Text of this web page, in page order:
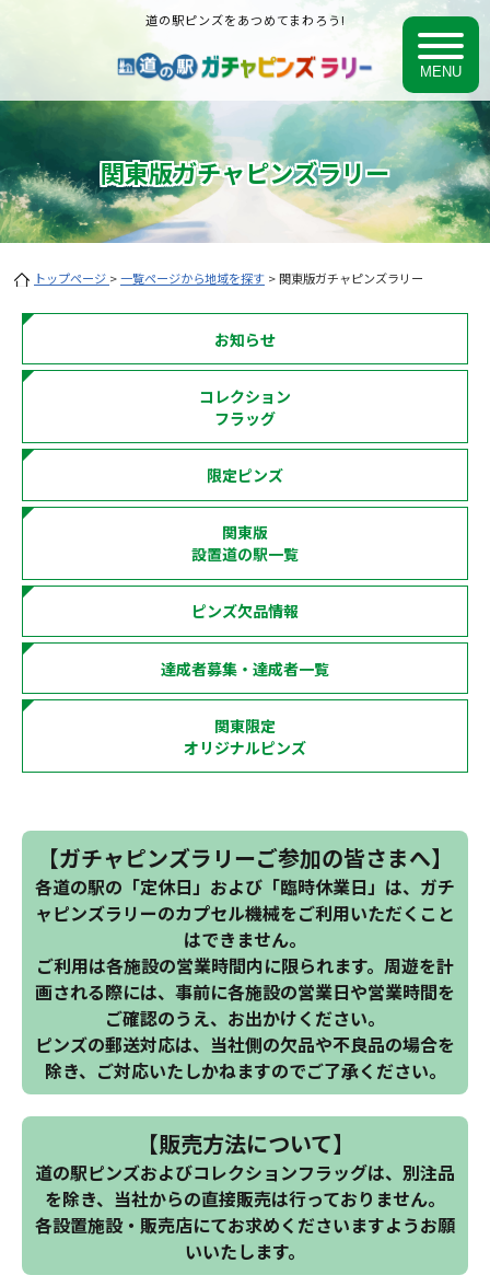
道の駅ピンズをあつめてまわろう!
関東版ガチャピンズラリー
トップページ >一覧ページから地域を探す > 関東版ガチャピンズラリー
お知らせ
コレクション
フラッグ
限定ピンズ
関東版
設置道の駅一覧
ピンズ欠品情報
達成者募集・達成者一覧
関東限定
オリジナルピンズ
【ガチャピンズラリーご参加の皆さまへ】
各道の駅の「定休日」および「臨時休業日」は、ガチ
ャピンズラリーのカプセル機械をご利用いただくこと
はできません。
ご利用は各施設の営業時間内に限られます。周遊を計
画される際には、事前に各施設の営業日や営業時間を
ご確認のうえ、お出かけください。
ピンズの郵送対応は、当社側の欠品や不良品の場合を
除き、ご対応いたしかねますのでご了承ください。
【販売方法について】
道の駅ピンズおよびコレクションフラッグは、別注品
を除き、当社からの直接販売は行っておりません。
各設置施設・販売店にてお求めくださいますようお願
いいたします。